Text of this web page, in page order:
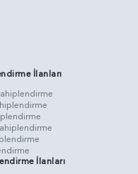
İlanları
İlanları